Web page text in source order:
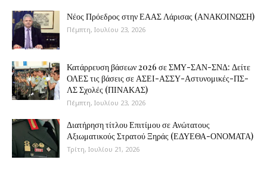
Νέος Πρόεδρος στην ΕΑΑΣ Λάρισας (ΑΝΑΚΟΙΝΩΣΗ)
Πέμπτη, Ιουλίου 23, 2026
Κατάρρευση βάσεων 2026 σε ΣΜΥ-ΣΑΝ-ΣΝΔ: Δείτε
ΟΛΕΣ τις βάσεις σε ΑΣΕΙ-ΑΣΣΥ-Αστυνομικές-ΠΣ-
ΛΣ Σχολές (ΠΙΝΑΚΑΣ)
Πέμπτη, Ιουλίου 23, 2026
Διατήρηση τίτλου Επιτίμου σε Ανώτατους
Αξιωματικούς Στρατού Ξηράς (ΕΔΥΕΘΑ-ΟΝΟΜΑΤΑ)
Τρίτη, Ιουλίου 21, 2026